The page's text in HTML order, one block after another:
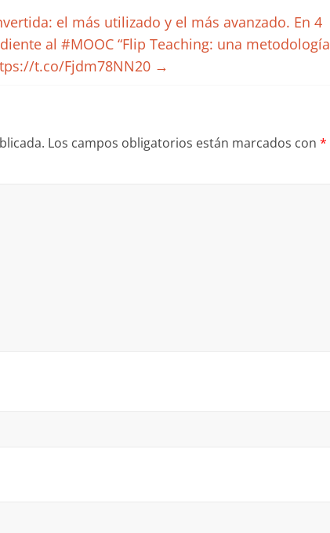
el más utilizado y el más avanzado. En 4
al #MOOC “Flip Teaching: una metodología
t.co/Fjdm78NN20 →
Los campos obligatorios están marcados con *